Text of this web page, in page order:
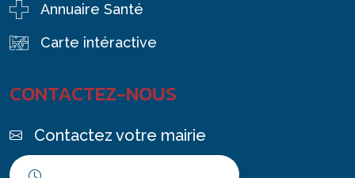
Annuaire Santé
Carte intéractive
CONTACTEZ-NOUS
Contactez votre mairie